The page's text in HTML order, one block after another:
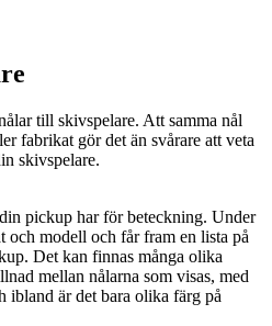
till skivspelare. Att samma nål
fabrikat gör det än svårare att veta
skivspelare.
pickup har för beteckning. Under
och modell och får fram en lista på
Det kan finnas många olika
mellan nålarna som visas, med
ibland är det bara olika färg på